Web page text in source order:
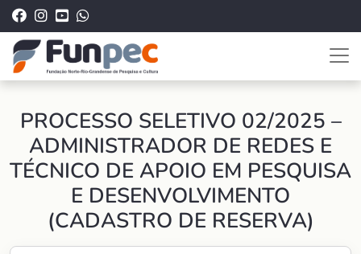
PROCESSO SELETIVO 02/2025 –
ADMINISTRADOR DE REDES E
TÉCNICO DE APOIO EM PESQUISA
E DESENVOLVIMENTO
(CADASTRO DE RESERVA)